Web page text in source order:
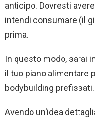
anticipo. Dovresti
intendi consumare (il
prima.
In questo modo, sarai
il tuo piano alimentare
bodybuilding prefissati.
Avendo un'idea